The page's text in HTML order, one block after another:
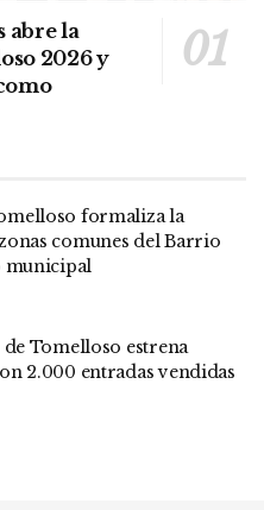
abre la
2026 y
formaliza la
comunes del Barrio
municipal
Tomelloso estrena
2.000 entradas vendidas